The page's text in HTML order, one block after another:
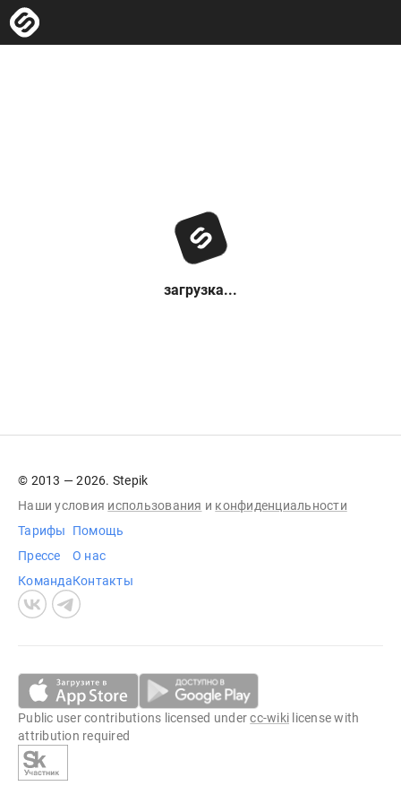
загрузка...
© 2013 — 2026. Stepik
Наши условия использования и конфиденциальности
Тарифы
Прессе
Команда
Помощь
О нас
Контакты
Public user contributions licensed undercc-wiki license with
attribution required